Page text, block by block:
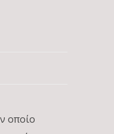
οποίο